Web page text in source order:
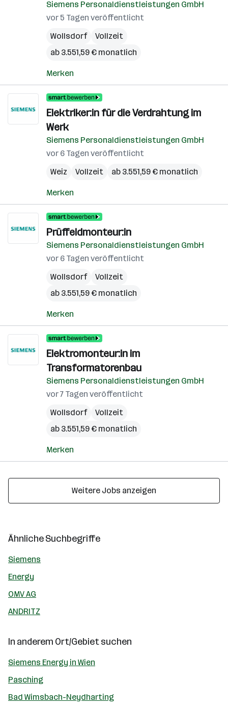
Siemens Personaldienstleistungen GmbH
vor 5 Tagen veröffentlicht
Wollsdorf
Vollzeit
ab 3.551,59 € monatlich
Merken
Elektriker:in für die Verdrahtung im
Werk
Siemens Personaldienstleistungen GmbH
vor 6 Tagen veröffentlicht
Weiz
Vollzeit ab 3.551,59 € monatlich
Merken
Prüffeldmonteur:in
Siemens Personaldienstleistungen GmbH
vor 6 Tagen veröffentlicht
Wollsdorf
Vollzeit
ab 3.551,59 € monatlich
Merken
Elektromonteur:in im
Transformatorenbau
Siemens Personaldienstleistungen GmbH
vor 7 Tagen veröffentlicht
Wollsdorf
Vollzeit
ab 3.551,59 € monatlich
Merken
Weitere Jobs anzeigen
Ähnliche Suchbegriffe
Siemens
Energy
OMV AG
ANDRITZ
In anderem Ort/Gebiet suchen
Siemens Energy in Wien
Pasching
Bad Wimsbach-Neydharting